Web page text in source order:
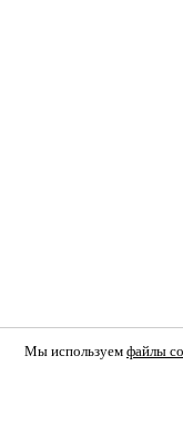
Мы используем файлы